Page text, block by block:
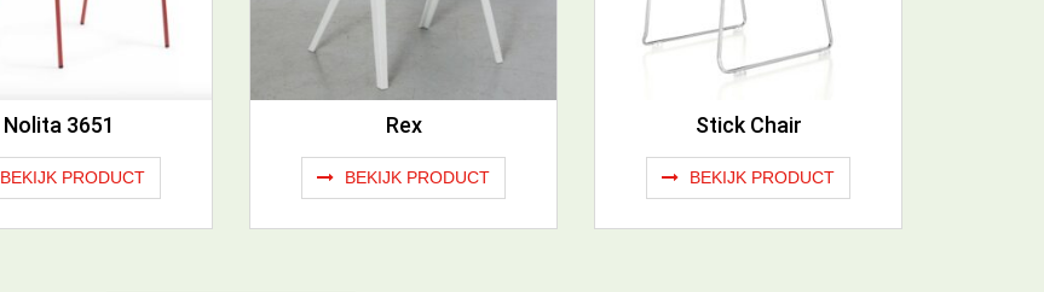
Nolita 3651
BEKIJK PRODUCT
Rex
BEKIJK PRODUCT
Stick Chair
BEKIJK PRODUCT